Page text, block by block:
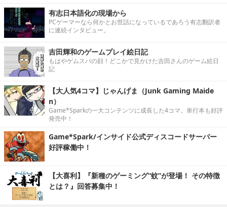
有志日本語化の現場から
PCゲーマーなら何かとお世話になっているであろう有志翻訳者
に連続インタビュー。
吉田輝和のゲームプレイ絵日記
もはやゲムスパの顔！どこかで見かけた吉田さんのゲーム絵日
記
【大人気4コマ】じゃんげま（Junk Gaming Maide
n）
Game*Sparkの一大コンテンツに成長した4コマ。単行本も好評
発売中！
Game*Spark/インサイド公式ディスコードサーバー
好評稼働中！
【大喜利】『新種のゲーミング“蚊”が登場！ その特徴
とは？』回答募集中！